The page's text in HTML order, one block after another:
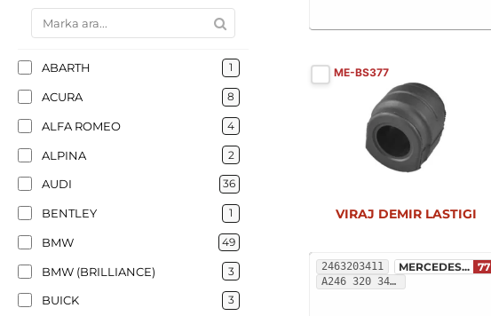
ABARTH 1
ACURA 8
ALFA ROMEO 4
ALPINA 2
AUDI 36
BENTLEY 1
BMW 49
BMW (BRILLIANCE) 3
BUICK 3
ME-BS377
2463203411
A246 320 34 11
MERCEDES... 77
VIRAJ DEMIR LASTIGI